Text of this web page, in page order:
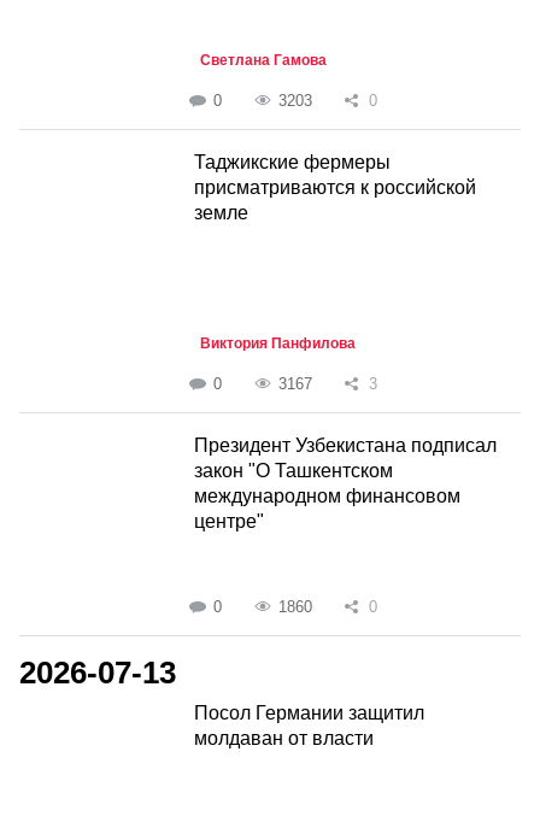
Светлана Гамова
0 3203 0
Таджикские фермеры
присматриваются к российской
земле
Виктория Панфилова
0 3167 3
Президент Узбекистана подписал
закон "О Ташкентском
международном финансовом
центре"
0 1860 0
2026-07-13
Посол Германии защитил
молдаван от власти